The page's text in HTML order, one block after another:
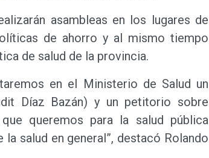
asambleas en los lugares de
de ahorro y al mismo tiempo
de salud de la provincia.
en el Ministerio de Salud un
Díaz Bazán) y un petitorio sobre
queremos para la salud pública
salud en general”, destacó Rolando